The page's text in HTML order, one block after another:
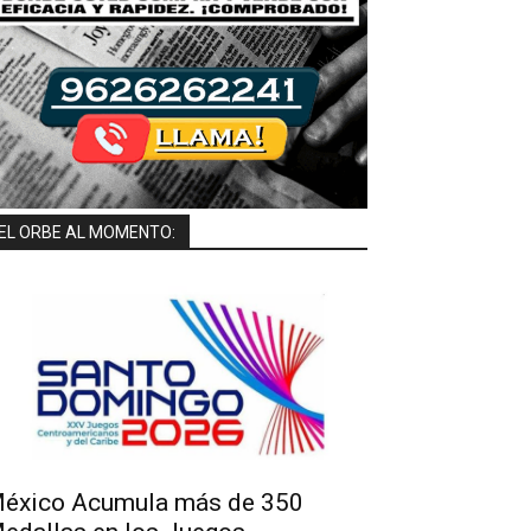
ORBE AL MOMENTO:
Acumula más de 350